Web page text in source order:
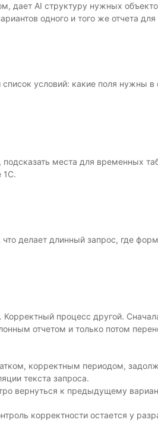
AI структуру нужных
одного и того же отчета
условий: какие поля нужны в
места для временных
1С.
делает длинный запрос, где
процесс другой.
отчетом и только потом
корректным периодом,
текста запроса.
вернуться к предыдущему
корректности остается у